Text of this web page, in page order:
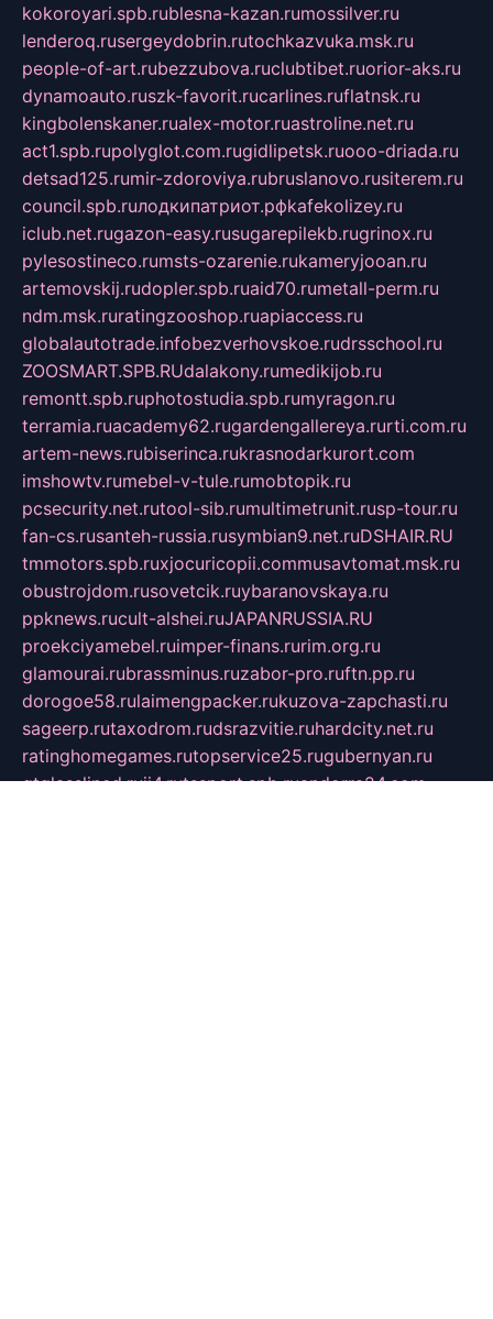
kokoroyari.spb.rublesna-kazan.rumossilver.ru
lenderoq.rusergeydobrin.rutochkazvuka.msk.ru
people-of-art.rubezzubova.ruclubtibet.ruorior-aks.ru
dynamoauto.ruszk-favorit.rucarlines.ruflatnsk.ru
kingbolenskaner.rualex-motor.ruastroline.net.ru
act1.spb.rupolyglot.com.rugidlipetsk.ruooo-driada.ru
detsad125.rumir-zdoroviya.rubruslanovo.rusiterem.ru
council.spb.ruлодкипатриот.рфkafekolizey.ru
iclub.net.rugazon-easy.rusugarepilekb.rugrinox.ru
pylesostineco.rumsts-ozarenie.rukameryjooan.ru
artemovskij.rudopler.spb.ruaid70.rumetall-perm.ru
ndm.msk.ruratingzooshop.ruapiaccess.ru
globalautotrade.infobezverhovskoe.rudrsschool.ru
ZOOSMART.SPB.RUdalakony.rumedikijob.ru
remontt.spb.ruphotostudia.spb.rumyragon.ru
terramia.ruacademy62.rugardengallereya.rurti.com.ru
artem-news.rubiserinca.rukrasnodarkurort.com
imshowtv.rumebel-v-tule.rumobtopik.ru
pcsecurity.net.rutool-sib.rumultimetrunit.rusp-tour.ru
fan-cs.rusanteh-russia.rusymbian9.net.ruDSHAIR.RU
tmmotors.spb.ruxjocuricopii.commusavtomat.msk.ru
obustrojdom.rusovetcik.ruybaranovskaya.ru
ppknews.rucult-alshei.ruJAPANRUSSIA.RU
proekciyamebel.ruimper-finans.rurim.org.ru
glamourai.rubrassminus.ruzabor-pro.ruftn.pp.ru
dorogoe58.rulaimengpacker.rukuzova-zapchasti.ru
sageerp.rutaxodrom.rudsrazvitie.ruhardcity.net.ru
ratinghomegames.rutopservice25.rugubernyan.ru
gtglasslined.ruii4.rutssport.spb.ruandorra24.com